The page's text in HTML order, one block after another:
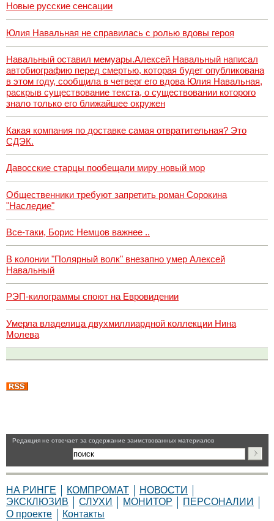
Новые русские сенсации
Юлия Навальная не справилась с ролью вдовы героя
Навальный оставил мемуары.Алексей Навальный написал
автобиографию перед смертью, которая будет опубликована
в этом году, сообщила в четверг его вдова Юлия Навальная,
раскрыв существование текста, о существовании которого
знало только его ближайшее окружен
Какая компания по доставке самая отвратительная? Это
СДЭК.
Давосские старцы пообещали миру новый мор
Общественники требуют запретить роман Сорокина
"Наследие"
Все-таки, Борис Немцов важнее ..
В колонии "Полярный волк" внезапно умер Алексей
Навальный
РЭП-килограммы споют на Евровидении
Умерла владелица двухмиллиардной коллекции Нина
Молева
Pедакция не отвечает за содержание заимствованных материалов
НА РИНГЕ КОМПРОМАТ
НОВОСТИ
ЭКСКЛЮЗИВ
СЛУХИ МОНИТОР
ПЕРСОНАЛИИ
О проекте
Контакты